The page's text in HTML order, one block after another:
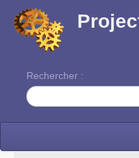
Rechercher :